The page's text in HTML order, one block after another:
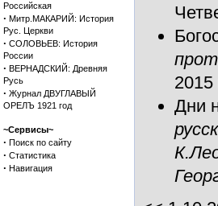
Российская
· Митр.МАКАРИЙ: История
Рус. Церкви
· СОЛОВЬЕВ: История
России
· ВЕРНАДСКИЙ: Древняя
Русь
· Журнал ДВУГЛАВЫЙ
ОРЕЛЪ 1921 год
~Сервисы~
· Поиск по сайту
· Статистика
· Навигация
2015
Дни